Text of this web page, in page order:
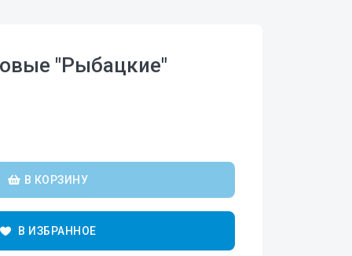
"Рыбацкие"
В КОРЗИНУ
В ИЗБРАННОЕ